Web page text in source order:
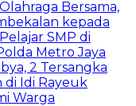
Bersama,
kepada
SMP di
Metro Jaya
2 Tersangka
di Idi Rayeuk
Warga